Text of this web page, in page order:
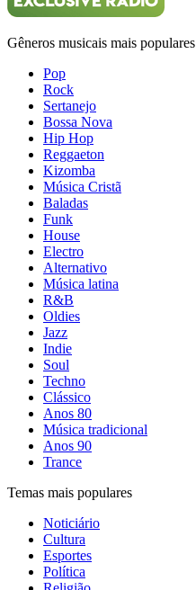
Gêneros musicais mais populares
Pop
Rock
Sertanejo
Bossa Nova
Hip Hop
Reggaeton
Kizomba
Música Cristã
Baladas
Funk
House
Electro
Alternativo
Música latina
R&B
Oldies
Jazz
Indie
Soul
Techno
Clássico
Anos 80
Música tradicional
Anos 90
Trance
Temas mais populares
Noticiário
Cultura
Esportes
Política